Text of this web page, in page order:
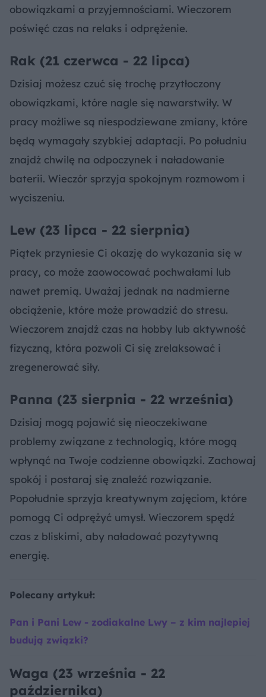
obowiązkami a przyjemnościami. Wieczorem
poświęć czas na relaks i odprężenie.
Rak (21 czerwca - 22 lipca)
Dzisiaj możesz czuć się trochę przytłoczony
obowiązkami, które nagle się nawarstwiły. W
pracy możliwe są niespodziewane zmiany, które
będą wymagały szybkiej adaptacji. Po południu
znajdź chwilę na odpoczynek i naładowanie
baterii. Wieczór sprzyja spokojnym rozmowom i
wyciszeniu.
Lew (23 lipca - 22 sierpnia)
Piątek przyniesie Ci okazję do wykazania się w
pracy, co może zaowocować pochwałami lub
nawet premią. Uważaj jednak na nadmierne
obciążenie, które może prowadzić do stresu.
Wieczorem znajdź czas na hobby lub aktywność
fizyczną, która pozwoli Ci się zrelaksować i
zregenerować siły.
Panna (23 sierpnia - 22 września)
Dzisiaj mogą pojawić się nieoczekiwane
problemy związane z technologią, które mogą
wpłynąć na Twoje codzienne obowiązki. Zachowaj
spokój i postaraj się znaleźć rozwiązanie.
Popołudnie sprzyja kreatywnym zajęciom, które
pomogą Ci odprężyć umysł. Wieczorem spędź
czas z bliskimi, aby naładować pozytywną
energię.
Polecany artykuł:
Pan i Pani Lew - zodiakalne Lwy – z kim najlepiej
budują związki?
Waga (23 września - 22
października)